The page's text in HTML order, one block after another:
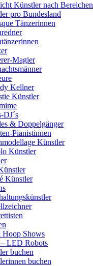
Künstler nach Bereichen
pro Bundesland
Tänzerinnen
Magier
Kellner
Künstler
DJ´s
& Doppelgänger
Pianistinnen
Künstler
Künstler
Künstler
Hoop Shows
LED Robots
buchen
buchen